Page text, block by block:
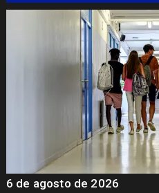
6 de agosto de 2026